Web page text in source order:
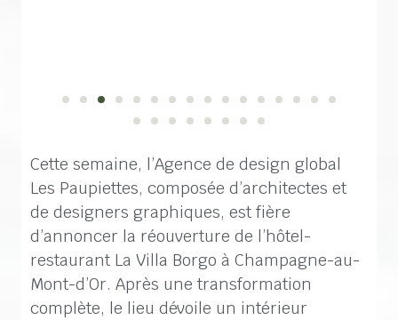
Cette semaine, l’Agence de design global
Les Paupiettes, composée d’architectes et
de designers graphiques, est fière
d’annoncer la réouverture de l’hôtel-
restaurant La Villa Borgo à Champagne-au-
Mont-d’Or. Après une transformation
complète, le lieu dévoile un intérieur